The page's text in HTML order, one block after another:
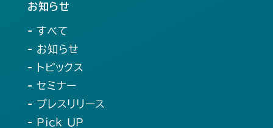
お知らせ
- すべて
- お知らせ
- トピックス
- セミナー
- プレスリリース
- Pick UP